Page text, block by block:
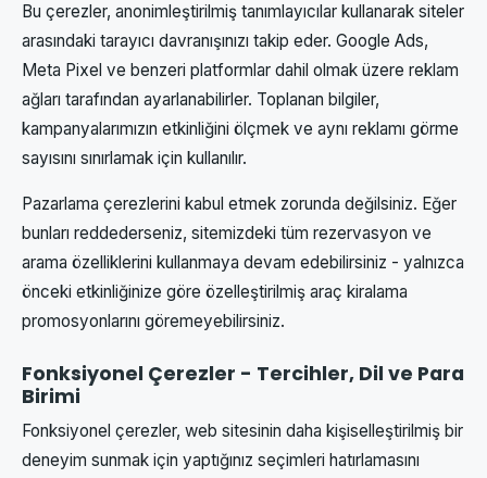
Bu çerezler, anonimleştirilmiş tanımlayıcılar kullanarak siteler
arasındaki tarayıcı davranışınızı takip eder. Google Ads,
Meta Pixel ve benzeri platformlar dahil olmak üzere reklam
ağları tarafından ayarlanabilirler. Toplanan bilgiler,
kampanyalarımızın etkinliğini ölçmek ve aynı reklamı görme
sayısını sınırlamak için kullanılır.
Pazarlama çerezlerini kabul etmek zorunda değilsiniz. Eğer
bunları reddederseniz, sitemizdeki tüm rezervasyon ve
arama özelliklerini kullanmaya devam edebilirsiniz - yalnızca
önceki etkinliğinize göre özelleştirilmiş araç kiralama
promosyonlarını göremeyebilirsiniz.
Fonksiyonel Çerezler - Tercihler, Dil ve Para
Birimi
Fonksiyonel çerezler, web sitesinin daha kişiselleştirilmiş bir
deneyim sunmak için yaptığınız seçimleri hatırlamasını